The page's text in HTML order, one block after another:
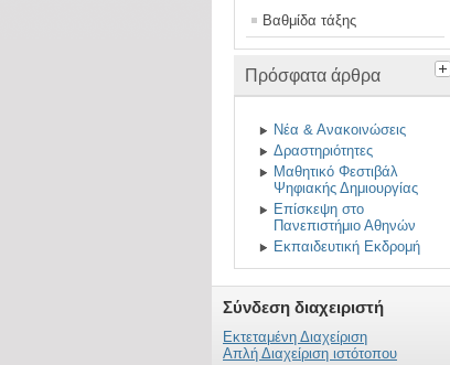
Βαθμίδα τάξης
Πρόσφατα άρθρα
Νέα & Ανακοινώσεις
Δραστηριότητες
Μαθητικό Φεστιβάλ
Ψηφιακής Δημιουργίας
Επίσκεψη στο
Πανεπιστήμιο Αθηνών
Εκπαιδευτική Εκδρομή
Σύνδεση διαχειριστή
Εκτεταμένη Διαχείριση
Απλή Διαχείριση ιστότοπου